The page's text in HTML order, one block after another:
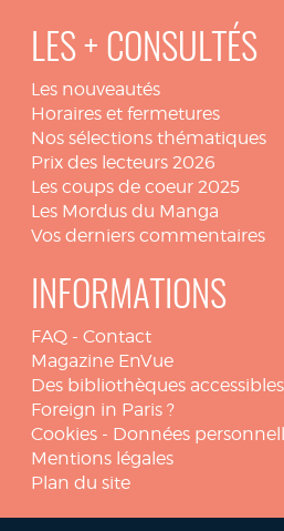
LES + CONSULTÉS
Les nouveautés
Horaires et fermetures
Nos sélections thématiques
Prix des lecteurs 2026
Les coups de coeur 2025
Les Mordus du Manga
Vos derniers commentaires
INFORMATIONS
FAQ - Contact
Magazine EnVue
Des bibliothèques accessibles
Foreign in Paris ?
Cookies - Données
Mentions légales
Plan du site